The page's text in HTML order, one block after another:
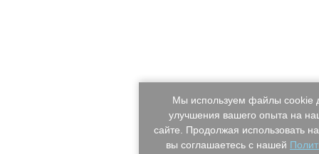
Мы используем файлы cookie
улучшения вашего опыта на
сайте. Продолжая использовать
вы соглашаетесь с нашей